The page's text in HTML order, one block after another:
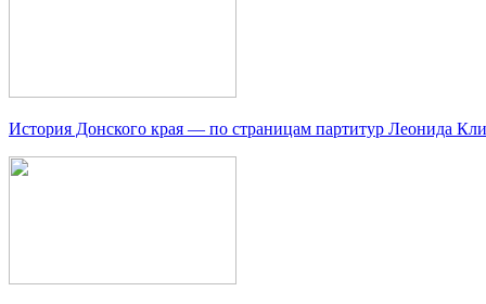
История Донского края — по страницам партитур Леонида